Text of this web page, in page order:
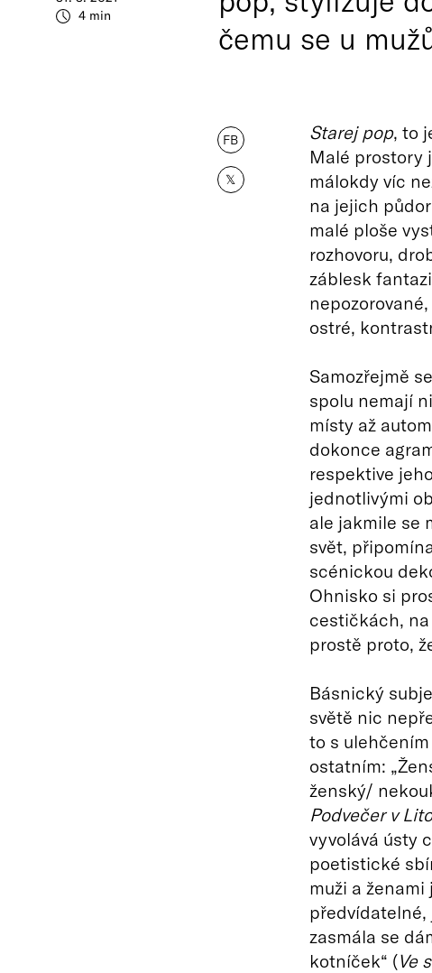
4 min
čemu se u
FB
𝕏
Starej pop, to
Malé prostory
málokdy víc
na jejich
malé ploše
rozhovoru,
záblesk
ostré,
Samozřejmě
spolu nemají
místy až
dokonce
respektive
jednotlivými
ale jakmile se
svět,
scénickou
Ohnisko si
cestičkách,
prostě proto,
Básnický
světě nic
to s
ostatním:
ženský/
Podvečer v
vyvolává ústy
poetistické
muži a
předvídatelné,
zasmála se
kotníček“ (Ve